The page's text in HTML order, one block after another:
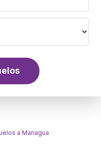
a Managua